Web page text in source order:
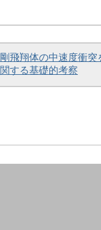
剛飛翔体の中速度衝
関する基礎的考察